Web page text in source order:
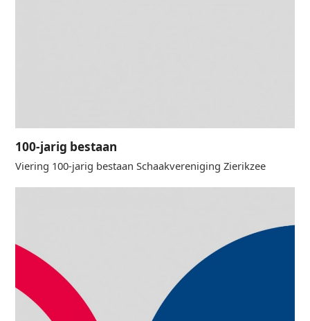
100-jarig bestaan
Viering 100-jarig bestaan Schaakvereniging Zierikzee